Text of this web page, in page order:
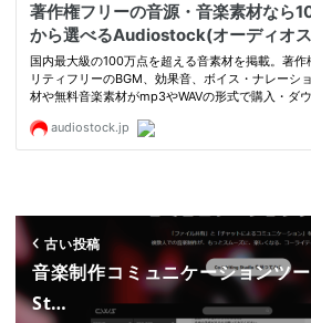
古い投稿
音楽制作コミュニケーションツ
St…